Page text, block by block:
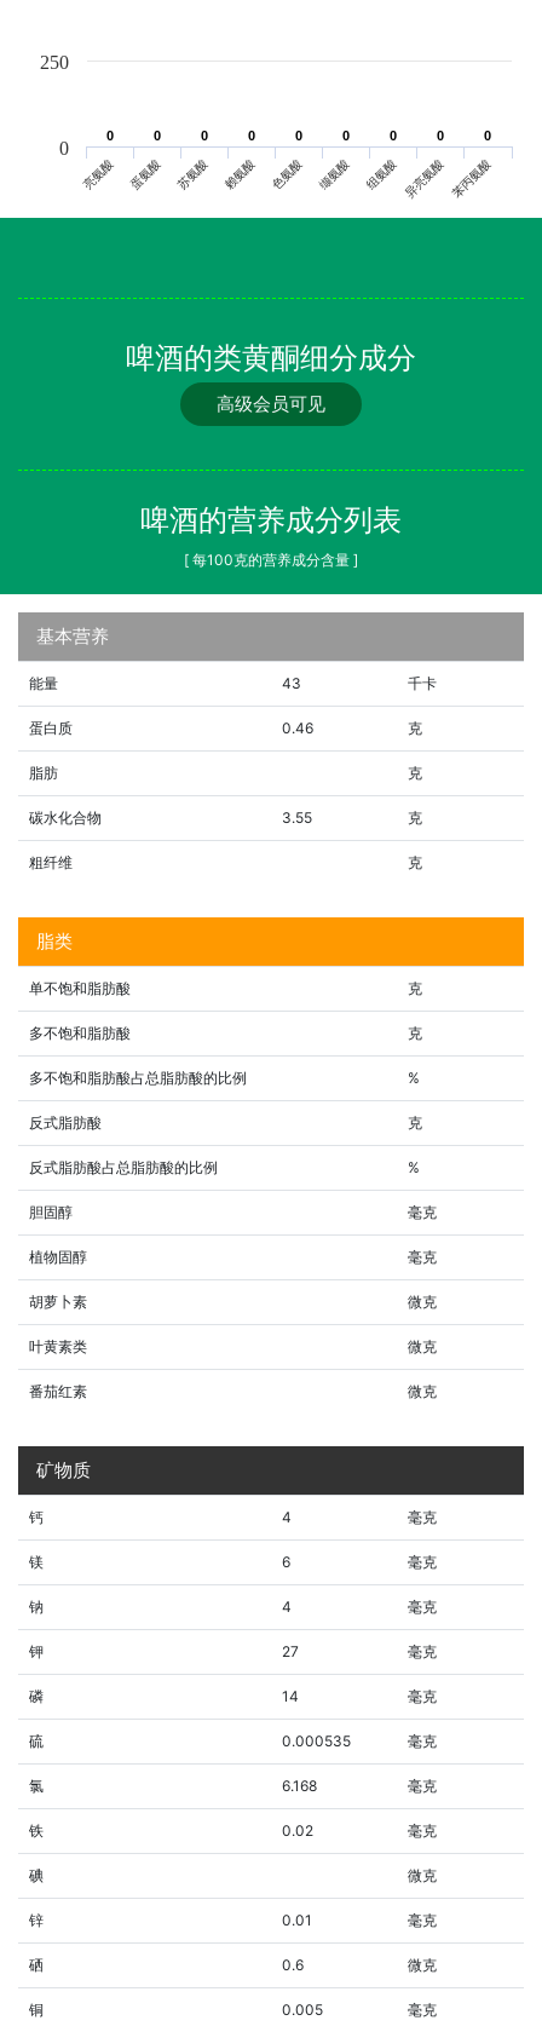
0
0 0
0 0
0 0
0 0
0 0
0 0
0 0
0 0
0
亮氨酸 蛋氨酸 苏氨酸 赖氨酸 色氨酸 缬氨酸 组氨酸 异亮氨酸苯丙氨酸
0
250
啤酒的类黄酮细分成分
高级会员可见
啤酒的营养成分列表
[ 每100克的营养成分含量 ]
基本营养
能量 43 千卡
蛋白质 0.46 克
脂肪 克
碳水化合物 3.55 克
粗纤维 克
脂类
单不饱和脂肪酸 克
多不饱和脂肪酸 克
多不饱和脂肪酸占总脂肪酸的比例 %
反式脂肪酸 克
反式脂肪酸占总脂肪酸的比例 %
胆固醇 毫克
植物固醇 毫克
胡萝卜素 微克
叶黄素类 微克
番茄红素 微克
矿物质
钙 4 毫克
镁 6 毫克
钠 4 毫克
钾 27 毫克
磷 14 毫克
硫 0.000535 毫克
氯 6.168 毫克
铁 0.02 毫克
碘 微克
锌 0.01 毫克
硒 0.6 微克
铜 0.005 毫克